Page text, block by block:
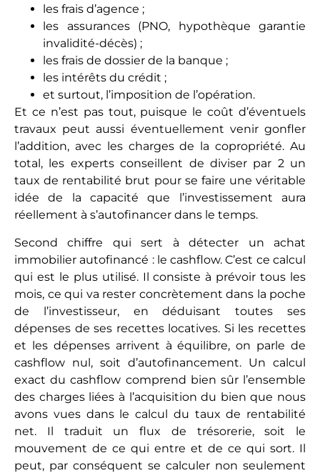
les frais d’agence ;
les assurances (PNO, hypothèque garantie
invalidité-décès) ;
les frais de dossier de la banque ;
les intérêts du crédit ;
et surtout, l’imposition de l’opération.
Et ce n’est pas tout, puisque le coût d’éventuels
travaux peut aussi éventuellement venir gonfler
l’addition, avec les charges de la copropriété. Au
total, les experts conseillent de diviser par 2 un
taux de rentabilité brut pour se faire une véritable
idée de la capacité que l’investissement aura
réellement à s’autofinancer dans le temps.
Second chiffre qui sert à détecter un achat
immobilier autofinancé : le cashflow. C’est ce calcul
qui est le plus utilisé. Il consiste à prévoir tous les
mois, ce qui va rester concrètement dans la poche
de l’investisseur, en déduisant toutes ses
dépenses de ses recettes locatives. Si les recettes
et les dépenses arrivent à équilibre, on parle de
cashflow nul, soit d’autofinancement. Un calcul
exact du cashflow comprend bien sûr l’ensemble
des charges liées à l’acquisition du bien que nous
avons vues dans le calcul du taux de rentabilité
net. Il traduit un flux de trésorerie, soit le
mouvement de ce qui entre et de ce qui sort. Il
peut, par conséquent se calculer non seulement